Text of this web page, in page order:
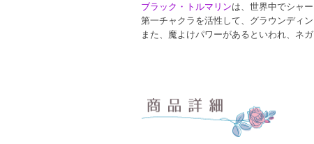
ブラック・トルマリンは、世界中でシャ
第一チャクラを活性して、グラウンディ
また、魔よけパワーがあるといわれ、ネ